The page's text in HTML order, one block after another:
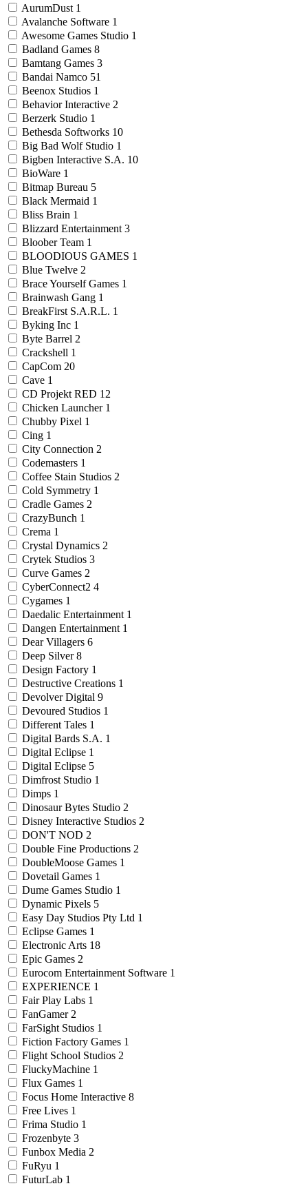
AurumDust 1
Avalanche Software 1
Awesome Games Studio 1
Badland Games 8
Bamtang Games 3
Bandai Namco 51
Beenox Studios 1
Behavior Interactive 2
Berzerk Studio 1
Bethesda Softworks 10
Big Bad Wolf Studio 1
Bigben Interactive S.A. 10
BioWare 1
Bitmap Bureau 5
Black Mermaid 1
Bliss Brain 1
Blizzard Entertainment 3
Bloober Team 1
BLOODIOUS GAMES 1
Blue Twelve 2
Brace Yourself Games 1
Brainwash Gang 1
BreakFirst S.A.R.L. 1
Byking Inc 1
Byte Barrel 2
Crackshell 1
CapCom 20
Cave 1
CD Projekt RED 12
Chicken Launcher 1
Chubby Pixel 1
Cing 1
City Connection 2
Codemasters 1
Coffee Stain Studios 2
Cold Symmetry 1
Cradle Games 2
CrazyBunch 1
Crema 1
Crystal Dynamics 2
Crytek Studios 3
Curve Games 2
CyberConnect2 4
Cygames 1
Daedalic Entertainment 1
Dangen Entertainment 1
Dear Villagers 6
Deep Silver 8
Design Factory 1
Destructive Creations 1
Devolver Digital 9
Devoured Studios 1
Different Tales 1
Digital Bards S.A. 1
Digital Eclipse 1
Digital Eclipse 5
Dimfrost Studio 1
Dimps 1
Dinosaur Bytes Studio 2
Disney Interactive Studios 2
DON'T NOD 2
Double Fine Productions 2
DoubleMoose Games 1
Dovetail Games 1
Dume Games Studio 1
Dynamic Pixels 5
Easy Day Studios Pty Ltd 1
Eclipse Games 1
Electronic Arts 18
Epic Games 2
Eurocom Entertainment Software 1
EXPERIENCE 1
Fair Play Labs 1
FanGamer 2
FarSight Studios 1
Fiction Factory Games 1
Flight School Studios 2
FluckyMachine 1
Flux Games 1
Focus Home Interactive 8
Free Lives 1
Frima Studio 1
Frozenbyte 3
Funbox Media 2
FuRyu 1
FuturLab 1